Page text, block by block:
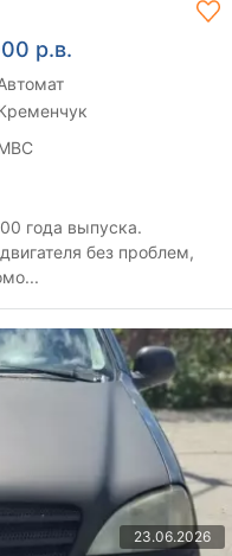
р.в.
МВС
года выпуска.
без проблем,
23.06.2026